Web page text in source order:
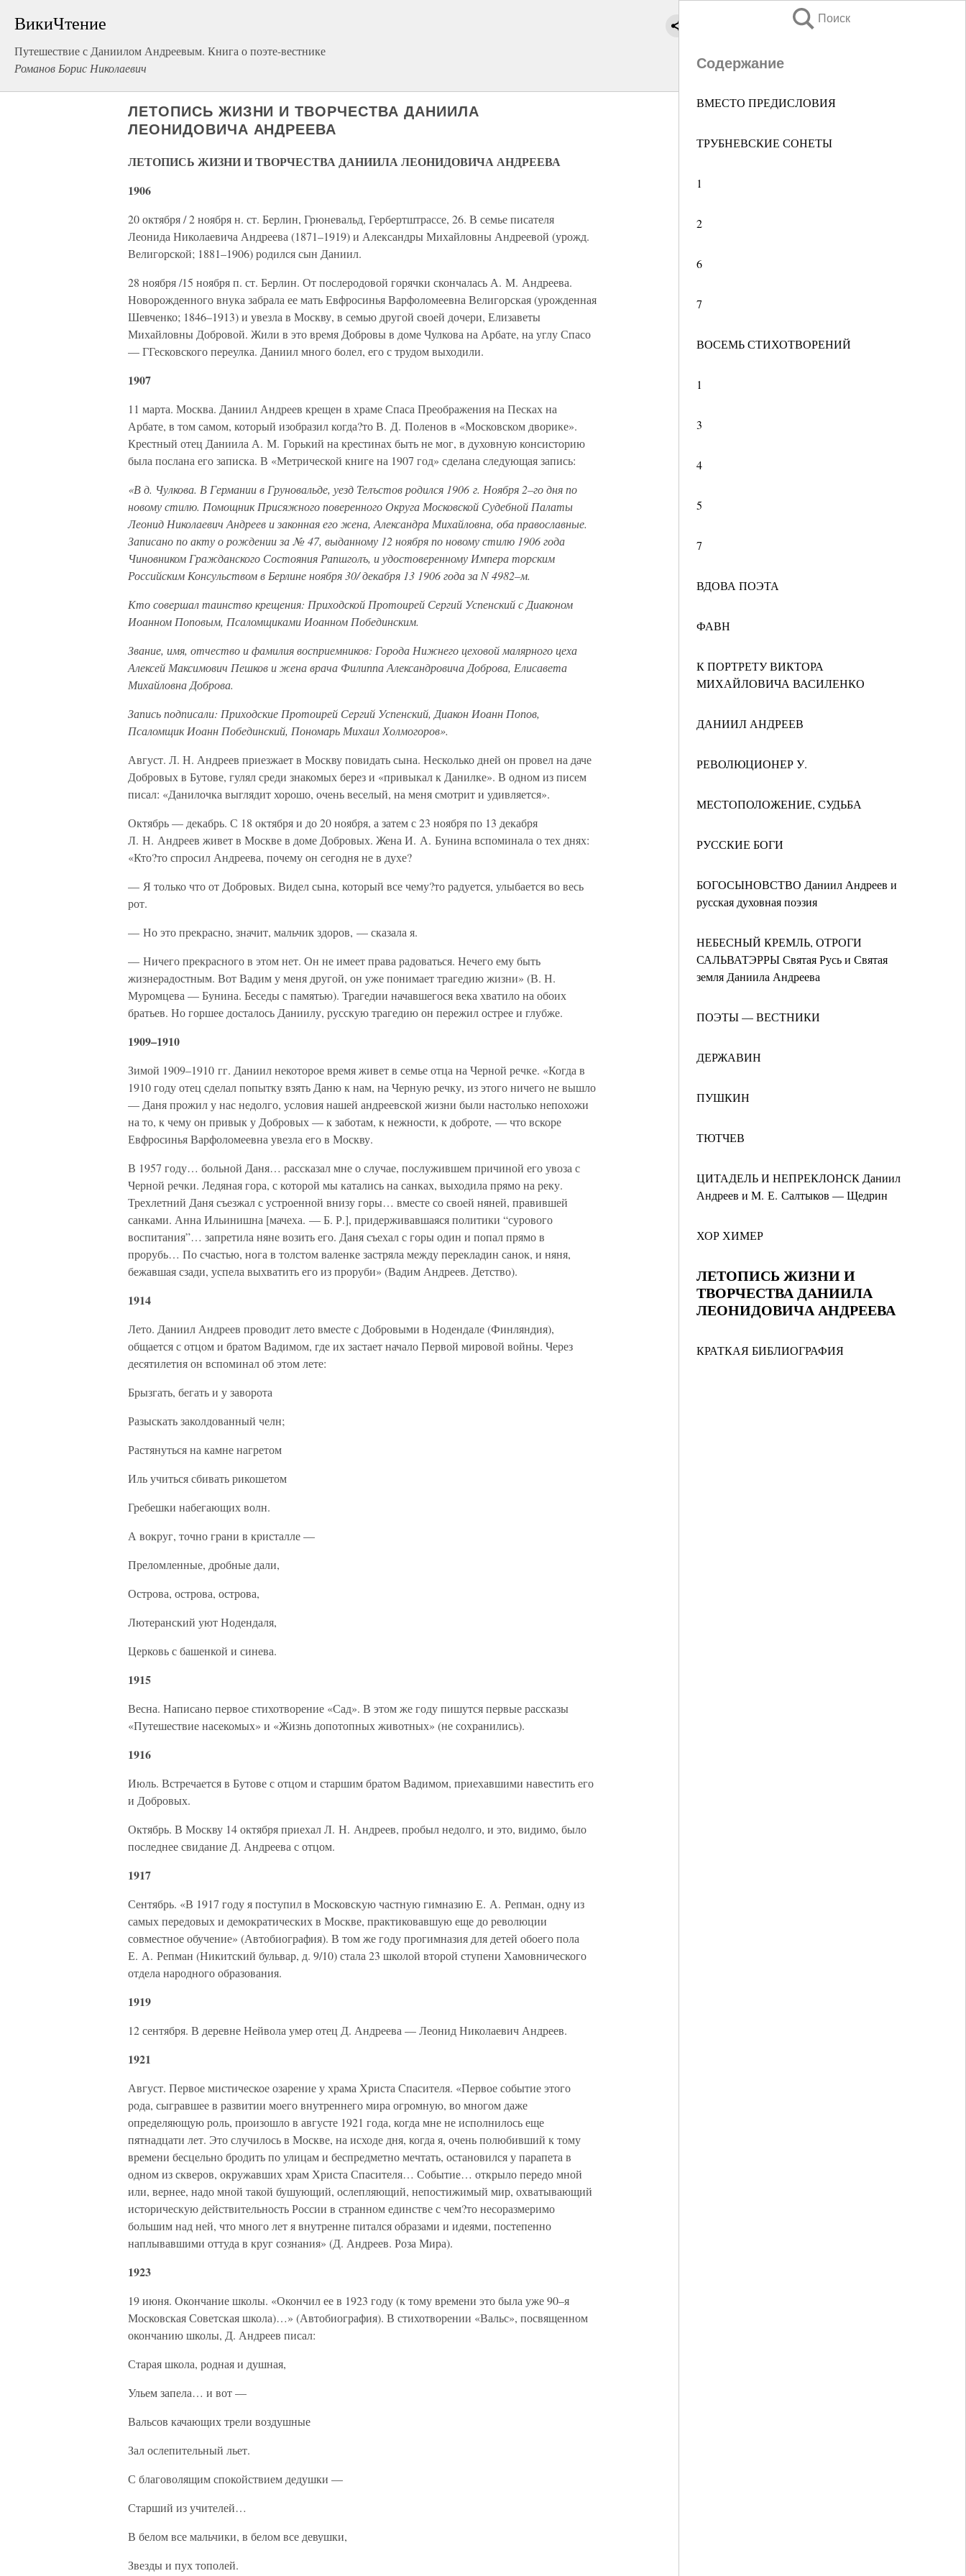
ВикиЧтение
Путешествие с Даниилом Андреевым. Книга о поэте-вестнике
Романов Борис Николаевич
Поиск
Содержание
ВМЕСТО ПРЕДИСЛОВИЯ
ТРУБНЕВСКИЕ СОНЕТЫ
1
2
6
7
ВОСЕМЬ СТИХОТВОРЕНИЙ
1
3
4
5
7
ВДОВА ПОЭТА
ФАВН
К ПОРТРЕТУ ВИКТОРА
МИХАЙЛОВИЧА ВАСИЛЕНКО
ДАНИИЛ АНДРЕЕВ
РЕВОЛЮЦИОНЕР У.
МЕСТОПОЛОЖЕНИЕ, СУДЬБА
РУССКИЕ БОГИ
БОГОСЫНОВСТВО Даниил Андреев и
русская духовная поэзия
НЕБЕСНЫЙ КРЕМЛЬ, ОТРОГИ
САЛЬВАТЭРРЫ Святая Русь и Святая
земля Даниила Андреева
ПОЭТЫ — ВЕСТНИКИ
ДЕРЖАВИН
ПУШКИН
ТЮТЧЕВ
ЦИТАДЕЛЬ И НЕПРЕКЛОНСК Даниил
Андреев и М. Е. Салтыков — Щедрин
ХОР ХИМЕР
ЛЕТОПИСЬ ЖИЗНИ И
ТВОРЧЕСТВА ДАНИИЛА
ЛЕОНИДОВИЧА АНДРЕЕВА
КРАТКАЯ БИБЛИОГРАФИЯ
ЛЕТОПИСЬ ЖИЗНИ И ТВОРЧЕСТВА ДАНИИЛА
ЛЕОНИДОВИЧА АНДРЕЕВА
ЛЕТОПИСЬ ЖИЗНИ И ТВОРЧЕСТВА ДАНИИЛА ЛЕОНИДОВИЧА АНДРЕЕВА
1906
20 октября / 2 ноября н. ст. Берлин, Грюневальд, Гербертштрассе, 26. В семье писателя
Леонида Николаевича Андреева (1871–1919) и Александры Михайловны Андреевой (урожд.
Велигорской; 1881–1906) родился сын Даниил.
28 ноября /15 ноября п. ст. Берлин. От послеродовой горячки скончалась А. М. Андреева.
Новорожденного внука забрала ее мать Евфросинья Варфоломеевна Велигорская (урожденная
Шевченко; 1846–1913) и увезла в Москву, в семью другой своей дочери, Елизаветы
Михайловны Добровой. Жили в это время Добровы в доме Чулкова на Арбате, на углу Спасо
— ГГесковского переулка. Даниил много болел, его с трудом выходили.
1907
11 марта. Москва. Даниил Андреев крещен в храме Спаса Преображения на Песках на
Арбате, в том самом, который изобразил когда?то В. Д. Поленов в «Московском дворике».
Крестный отец Даниила А. М. Горький на крестинах быть не мог, в духовную консисторию
была послана его записка. В «Метрической книге на 1907 год» сделана следующая запись:
«В д. Чулкова. В Германии в Груновальде, уезд Телъстов родился 1906 г. Ноября 2–го дня по
новому стилю. Помощник Присяжного поверенного Округа Московской Судебной Палаты
Леонид Николаевич Андреев и законная его жена, Александра Михайловна, оба православные.
Записано по акту о рождении за № 47, выданному 12 ноября по новому стилю 1906 года
Чиновником Гражданского Состояния Рапшголъ, и удостоверенному Импера торским
Российским Консульством в Берлине ноября 30/ декабря 13 1906 года за N 4982–м.
Кто совершал таинство крещения: Приходской Протоирей Сергий Успенский с Диаконом
Иоанном Поповым, Псаломщиками Иоанном Побединским.
Звание, имя, отчество и фамилия восприемников: Города Нижнего цеховой малярного цеха
Алексей Максимович Пешков и жена врача Филиппа Александровича Доброва, Елисавета
Михайловна Доброва.
Запись подписали: Приходские Протоирей Сергий Успенский, Диакон Иоанн Попов,
Псаломщик Иоанн Побединский, Пономарь Михаил Холмогоров».
Август. Л. Н. Андреев приезжает в Москву повидать сына. Несколько дней он провел на даче
Добровых в Бутове, гулял среди знакомых берез и «привыкал к Данилке». В одном из писем
писал: «Данилочка выглядит хорошо, очень веселый, на меня смотрит и удивляется».
Октябрь — декабрь. С 18 октября и до 20 ноября, а затем с 23 ноября по 13 декабря
Л. Н. Андреев живет в Москве в доме Добровых. Жена И. А. Бунина вспоминала о тех днях:
«Кто?то спросил Андреева, почему он сегодня не в духе?
— Я только что от Добровых. Видел сына, который все чему?то радуется, улыбается во весь
рот.
— Но это прекрасно, значит, мальчик здоров, — сказала я.
— Ничего прекрасного в этом нет. Он не имеет права радоваться. Нечего ему быть
жизнерадостным. Вот Вадим у меня другой, он уже понимает трагедию жизни» (В. Н.
Муромцева — Бунина. Беседы с памятью). Трагедии начавшегося века хватило на обоих
братьев. Но горшее досталось Даниилу, русскую трагедию он пережил острее и глубже.
1909–1910
Зимой 1909–1910 гг. Даниил некоторое время живет в семье отца на Черной речке. «Когда в
1910 году отец сделал попытку взять Даню к нам, на Черную речку, из этого ничего не вышло
— Даня прожил у нас недолго, условия нашей андреевской жизни были настолько непохожи
на то, к чему он привык у Добровых — к заботам, к нежности, к доброте, — что вскоре
Евфросинья Варфоломеевна увезла его в Москву.
В 1957 году… больной Даня… рассказал мне о случае, послужившем причиной его увоза с
Черной речки. Ледяная гора, с которой мы катались на санках, выходила прямо на реку.
Трехлетний Даня съезжал с устроенной внизу горы… вместе со своей няней, правившей
санками. Анна Ильинишна [мачеха. — Б. Р.], придерживавшаяся политики “сурового
воспитания”… запретила няне возить его. Даня съехал с горы один и попал прямо в
прорубь… По счастью, нога в толстом валенке застряла между перекладин санок, и няня,
бежавшая сзади, успела выхватить его из проруби» (Вадим Андреев. Детство).
1914
Лето. Даниил Андреев проводит лето вместе с Добровыми в Нодендале (Финляндия),
общается с отцом и братом Вадимом, где их застает начало Первой мировой войны. Через
десятилетия он вспоминал об этом лете:
Брызгать, бегать и у заворота
Разыскать заколдованный челн;
Растянуться на камне нагретом
Иль учиться сбивать рикошетом
Гребешки набегающих волн.
А вокруг, точно грани в кристалле —
Преломленные, дробные дали,
Острова, острова, острова,
Лютеранский уют Нодендаля,
Церковь с башенкой и синева.
1915
Весна. Написано первое стихотворение «Сад». В этом же году пишутся первые рассказы
«Путешествие насекомых» и «Жизнь допотопных животных» (не сохранились).
1916
Июль. Встречается в Бутове с отцом и старшим братом Вадимом, приехавшими навестить его
и Добровых.
Октябрь. В Москву 14 октября приехал Л. Н. Андреев, пробыл недолго, и это, видимо, было
последнее свидание Д. Андреева с отцом.
1917
Сентябрь. «В 1917 году я поступил в Московскую частную гимназию Е. А. Репман, одну из
самых передовых и демократических в Москве, практиковавшую еще до революции
совместное обучение» (Автобиография). В том же году прогимназия для детей обоего пола
Е. А. Репман (Никитский бульвар, д. 9/10) стала 23 школой второй ступени Хамовнического
отдела народного образования.
1919
12 сентября. В деревне Нейвола умер отец Д. Андреева — Леонид Николаевич Андреев.
1921
Август. Первое мистическое озарение у храма Христа Спасителя. «Первое событие этого
рода, сыгравшее в развитии моего внутреннего мира огромную, во многом даже
определяющую роль, произошло в августе 1921 года, когда мне не исполнилось еще
пятнадцати лет. Это случилось в Москве, на исходе дня, когда я, очень полюбивший к тому
времени бесцельно бродить по улицам и беспредметно мечтать, остановился у парапета в
одном из скверов, окружавших храм Христа Спасителя… Событие… открыло передо мной
или, вернее, надо мной такой бушующий, ослепляющий, непостижимый мир, охватывающий
историческую действительность России в странном единстве с чем?то несоразмеримо
большим над ней, что много лет я внутренне питался образами и идеями, постепенно
наплывавшими оттуда в круг сознания» (Д. Андреев. Роза Мира).
1923
19 июня. Окончание школы. «Окончил ее в 1923 году (к тому времени это была уже 90–я
Московская Советская школа)…» (Автобиография). В стихотворении «Вальс», посвященном
окончанию школы, Д. Андреев писал:
Старая школа, родная и душная,
Ульем запела… и вот —
Вальсов качающих трели воздушные
Зал ослепительный льет.
С благоволящим спокойствием дедушки —
Старший из учителей…
В белом все мальчики, в белом все девушки,
Звезды и пух тополей.